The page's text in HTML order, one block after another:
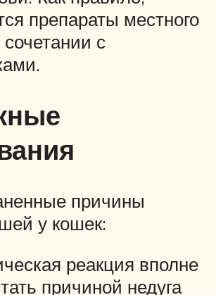
препараты местного
с
причины
у кошек:
реакция вполне
причиной недуга